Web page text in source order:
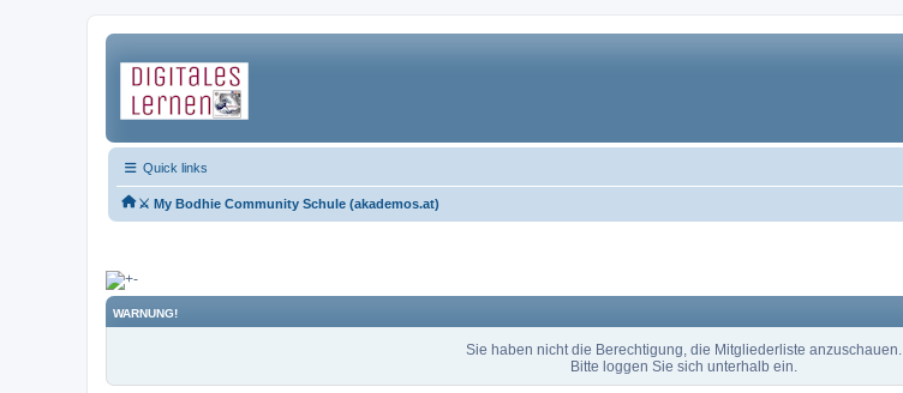
Quick links
⚔ My Bodhie Community Schule (akademos.at)
WARNUNG!
Sie haben nicht die Berechtigung, die Mitgliederliste anzuschauen.
Bitte loggen Sie sich unterhalb ein.